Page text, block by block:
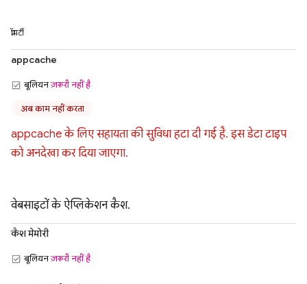
प्रॉपर्टी
appcache
बूलियनज़रूरी नहीं है
अब काम नहीं करता
appcache के लिए सहायता की सुविधा हटा दी गई है. इस डेटा टाइप
को अनदेखा कर दिया जाएगा.
वेबसाइटों के ऐप्लिकेशन कैश.
कैश मेमोरी
बूलियनज़रूरी नहीं है